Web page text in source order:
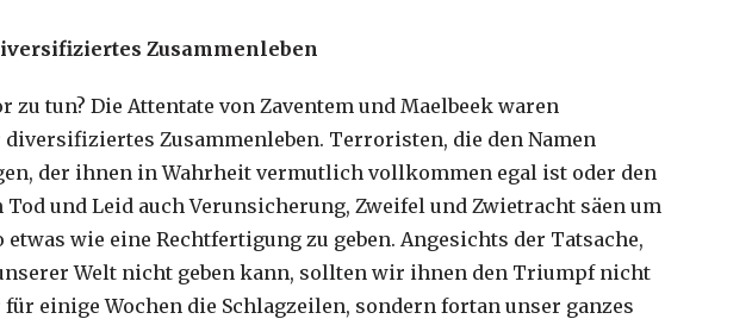
Zusammenleben
zu tun? Die Attentate von Zaventem und Maelbeek waren
Zusammenleben. Terroristen, die den Namen
der ihnen in Wahrheit vermutlich vollkommen egal ist oder den
und Leid auch Verunsicherung, Zweifel und Zwietracht säen um
wie eine Rechtfertigung zu geben. Angesichts der Tatsache,
Welt nicht geben kann, sollten wir ihnen den Triumpf nicht
einige Wochen die Schlagzeilen, sondern fortan unser ganzes